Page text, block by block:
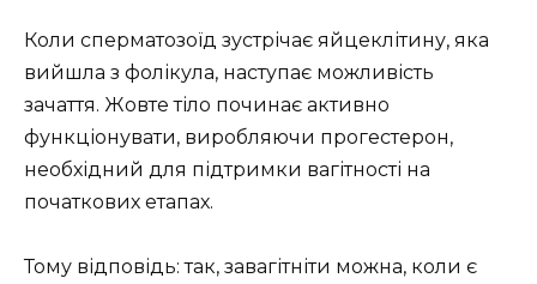
Коли сперматозоїд зустрічає яйцеклітину, яка
вийшла з фолікула, наступає можливість
зачаття. Жовте тіло починає активно
функціонувати, виробляючи прогестерон,
необхідний для підтримки вагітності на
початкових етапах.
Тому відповідь: так, завагітніти можна, коли є